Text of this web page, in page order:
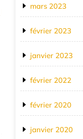
mars 2023
février 2023
janvier 2023
février 2022
février 2020
janvier 2020